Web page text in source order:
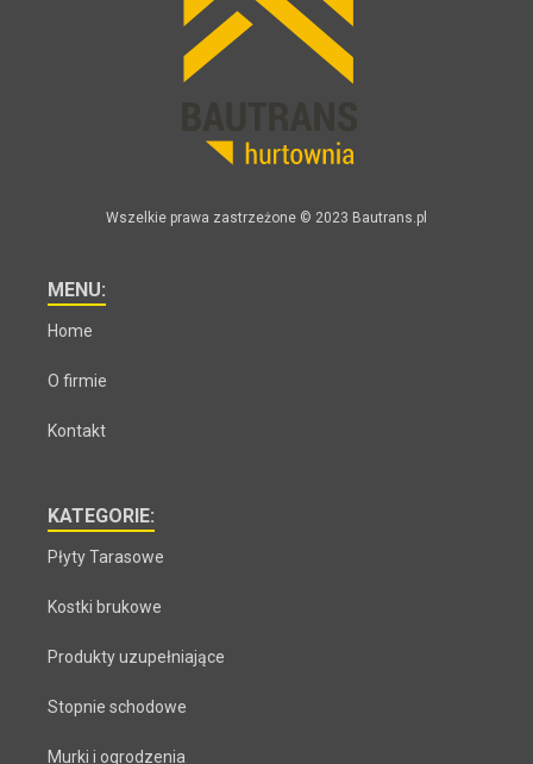
Wszelkie prawa zastrzeżone © 2023 Bautrans.pl
MENU:
Home
O firmie
Kontakt
KATEGORIE:
Płyty Tarasowe
Kostki brukowe
Produkty uzupełniające
Stopnie schodowe
Murki i ogrodzenia